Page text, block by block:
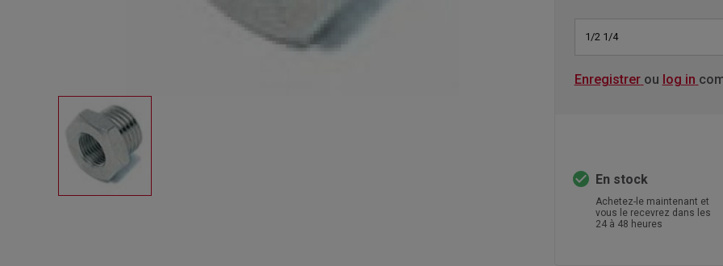
1/2 1/4
Enregistrer ou log in
check_circle En stock
Achetez-le maintenant et
vous le recevrez dans les
24 à 48 heures